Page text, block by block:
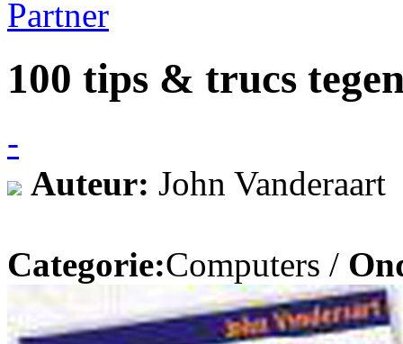
100 tips & trucs
-
Auteur: John Vanderaart
Categorie:Computers /